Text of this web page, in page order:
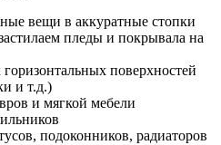
вещи в аккуратные стопки
пледы и покрывала на
поверхностей
и т.д.)
и мягкой мебели
подоконников, радиаторов